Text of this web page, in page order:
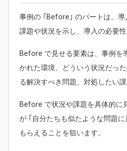
事例の ｢Before｣ のパートは、
課題や状況を示し、導入の必要性
Before で見せる要素は、事例を
かれた環境、どういう状況だっ
る解決すべき問題、対処したい課
Before で状況や課題を具体的に
が ｢自分たちも似たような問題
もらえることを狙います。